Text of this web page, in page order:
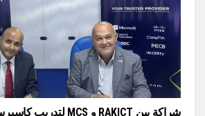
شراكة بين RAKICT و MCS لتدريب كاسبرسكي